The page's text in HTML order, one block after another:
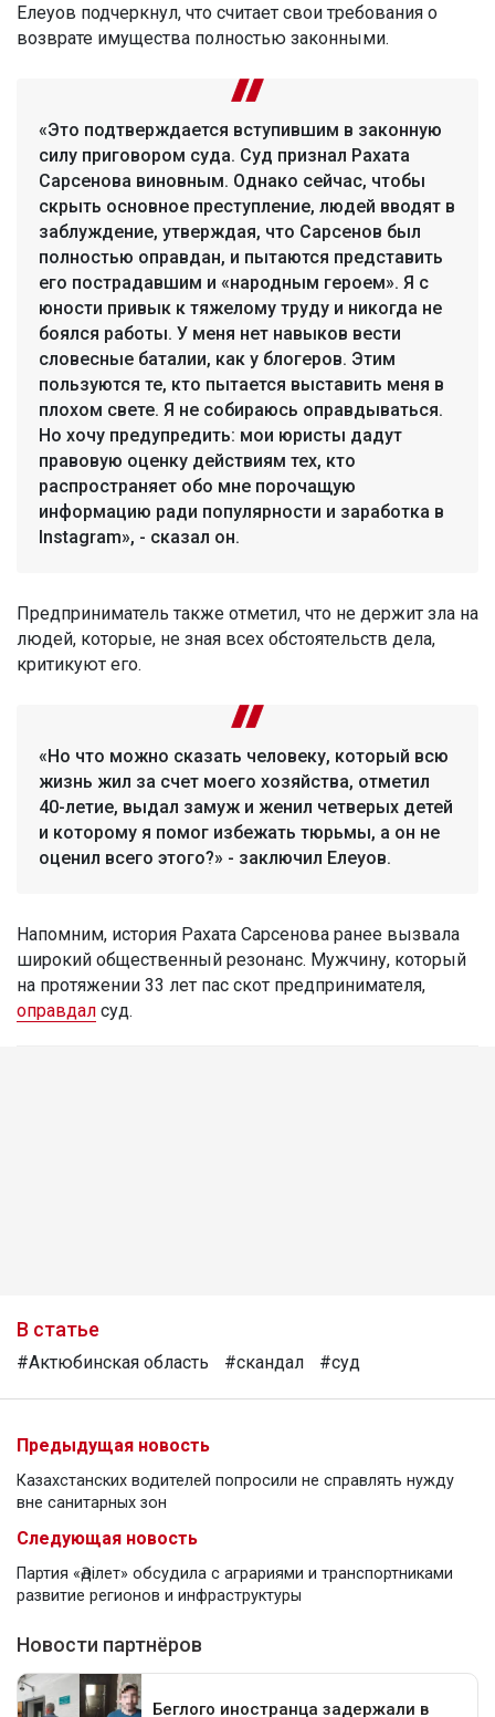
Елеуов подчеркнул, что считает свои требования о
возврате имущества полностью законными.
«Это подтверждается вступившим в законную
силу приговором суда. Суд признал Рахата
Сарсенова виновным. Однако сейчас, чтобы
скрыть основное преступление, людей вводят в
заблуждение, утверждая, что Сарсенов был
полностью оправдан, и пытаются представить
его пострадавшим и «народным героем». Я с
юности привык к тяжелому труду и никогда не
боялся работы. У меня нет навыков вести
словесные баталии, как у блогеров. Этим
пользуются те, кто пытается выставить меня в
плохом свете. Я не собираюсь оправдываться.
Но хочу предупредить: мои юристы дадут
правовую оценку действиям тех, кто
распространяет обо мне порочащую
информацию ради популярности и заработка в
Instagram», - сказал он.
Предприниматель также отметил, что не держит зла на
людей, которые, не зная всех обстоятельств дела,
критикуют его.
«Но что можно сказать человеку, который всю
жизнь жил за счет моего хозяйства, отметил
40-летие, выдал замуж и женил четверых детей
и которому я помог избежать тюрьмы, а он не
оценил всего этого?» - заключил Елеуов.
Напомним, история Рахата Сарсенова ранее вызвала
широкий общественный резонанс. Мужчину, который
на протяжении 33 лет пас скот предпринимателя,
оправдал суд.
В статье
#Актюбинская область #скандал #суд
Предыдущая новость
Казахстанских водителей попросили не справлять нужду
вне санитарных зон
Следующая новость
Партия «Әділет» обсудила с аграриями и транспортниками
развитие регионов и инфраструктуры